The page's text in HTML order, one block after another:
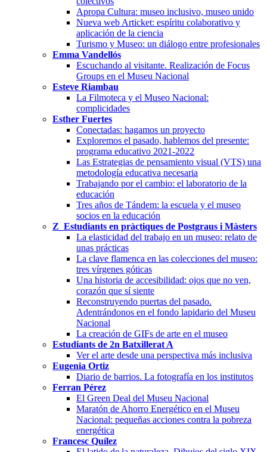
Apropa Cultura: museo inclusivo, museo unido
Nueva web Articket: espíritu colaborativo y
aplicación de la ciencia
Turismo y Museo: un diálogo entre profesionales
Emma Vandellós
Escuchando al visitante. Realización de Focus
Groups en el Museu Nacional
Esteve Riambau
La Filmoteca y el Museo Nacional:
complicidades
Esther Fuertes
Conectadas: hagamos un proyecto
Exploremos el pasado, hablemos del presente:
programa educativo 2021-2022
Las Estrategias de pensamiento visual (VTS) una
metodología educativa necesaria
Trabajando por el cambio: el laboratorio de la
educación
Tres años de Tándem: la escuela y el museo
socios en la educación
Z_Estudiants en pràctiques de Postgraus i Màsters
La elasticidad del trabajo en un museo: relato de
unas prácticas
La clave flamenca en las colecciones del museo:
tres vírgenes góticas
Una historia de accesibilidad: ojos que no ven,
corazón que sí siente
Reconstruyendo puertas del pasado.
Adentrándonos en el fondo lapidario del Museu
Nacional
La creación de GIFs de arte en el museo
Estudiants de 2n Batxillerat A
Ver el arte desde una perspectiva más inclusiva
Eugenia Ortiz
Diario de barrios. La fotografía en los institutos
Ferran Pérez
El Green Deal del Museu Nacional
Maratón de Ahorro Energético en el Museu
Nacional: pequeñas acciones contra la pobreza
energética
Francesc Quílez